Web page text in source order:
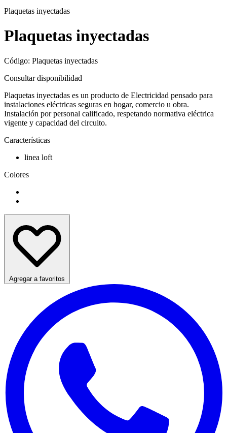
Plaquetas inyectadas
Plaquetas inyectadas
Código: Plaquetas inyectadas
Consultar disponibilidad
Plaquetas inyectadas es un producto de Electricidad pensado para
instalaciones eléctricas seguras en hogar, comercio u obra.
Instalación por personal calificado, respetando normativa eléctrica
vigente y capacidad del circuito.
Características
linea loft
Colores
Agregar a favoritos